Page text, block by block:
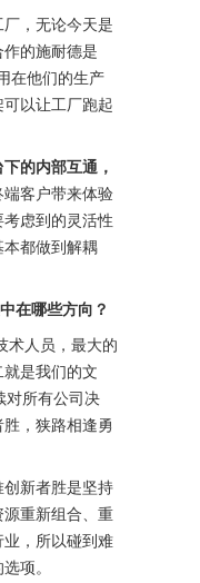
，无论今天是
的施耐德是
在他们的生产
以让工厂跑起
的内部互通，
端客户带来体验
虑到的灵活性
都做到解耦
在哪些方向？
术人员，最大的
是我们的文
对所有公司决
，狭路相逢勇
新者胜是坚持
重新组合、重
，所以碰到难
项。